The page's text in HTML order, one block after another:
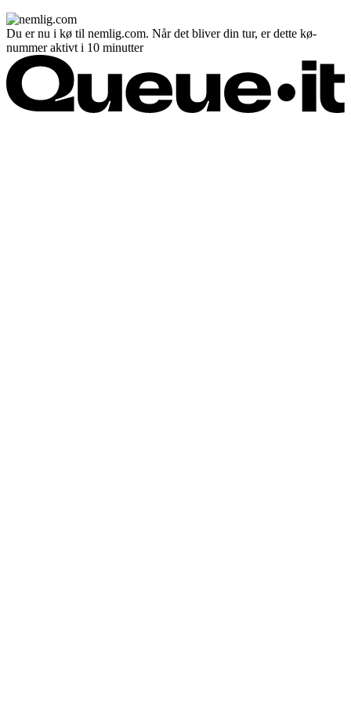
Du er nu i kø til nemlig.com. Når det bliver din tur, er dette kø-
nummer aktivt i 10 minutter